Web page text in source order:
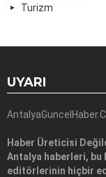
Turizm
UYARI
Haber Üreticisi
Antalya haberleri, bu
editörlerinin hiçbir